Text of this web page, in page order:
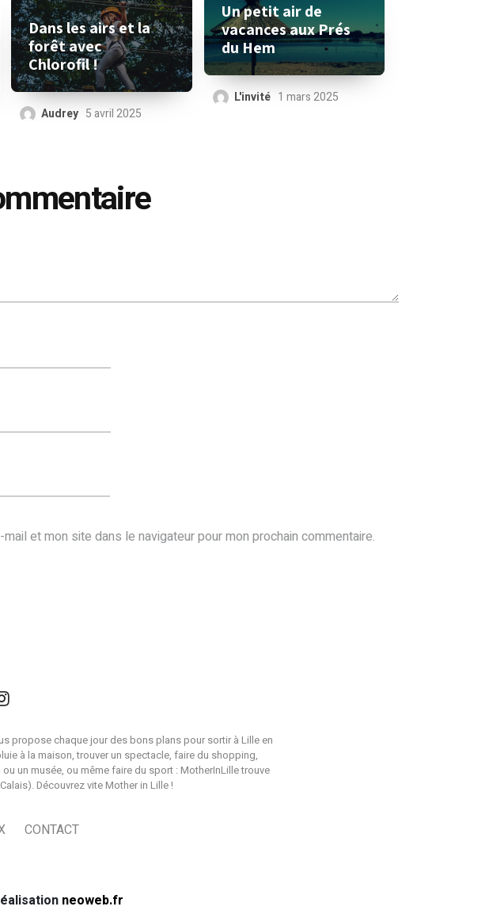
Dans les airs et la
forêt avec
Chlorofil !
Audrey 5 avril 2025
Un petit air de
vacances aux Prés
du Hem
L'invité 1 mars 2025
et mon site dans le navigateur pour mon prochain commentaire.
propose chaque jour des bons plans pour sortir à Lille en
à la maison, trouver un spectacle, faire du shopping,
un musée, ou même faire du sport : MotherInLille trouve
Découvrez vite Mother in Lille !
CONTACT
neoweb.fr